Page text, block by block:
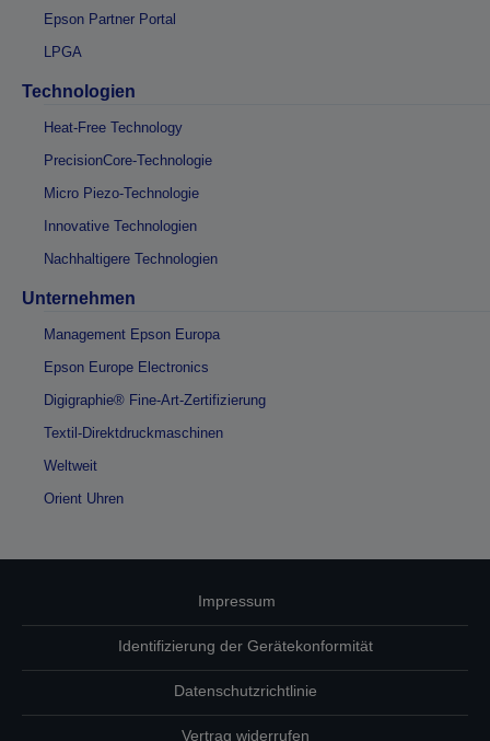
Epson Partner Portal
LPGA
Technologien
Heat-Free Technology
PrecisionCore-Technologie
Micro Piezo-Technologie
Innovative Technologien
Nachhaltigere Technologien
Unternehmen
Management Epson Europa
Epson Europe Electronics
Digigraphie® Fine-Art-Zertifizierung
Textil-Direktdruckmaschinen
Weltweit
Orient Uhren
Impressum
Identifizierung der Gerätekonformität
Datenschutzrichtlinie
Vertrag widerrufen